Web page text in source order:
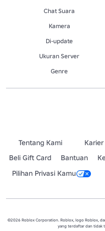
Chat Suara
Kamera
Di-update
Ukuran Server
Genre
Tentang Kami Karier
Beli Gift Card
Bantuan
Pilihan Privasi Kamu
©2026 Roblox Corporation. Roblox, logo Roblox,
yang terdaftar dan tidak